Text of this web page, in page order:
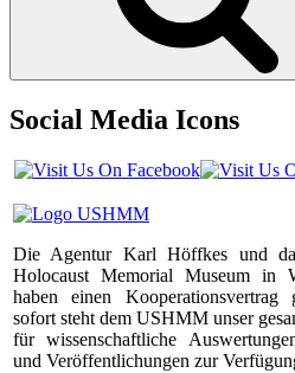
Social Media Icons
Die Agentur Karl Höffkes und
Holocaust Memorial Museum in
haben einen Kooperationsvertrag
sofort steht dem USHMM unser
für wissenschaftliche
und Veröffentlichungen zur